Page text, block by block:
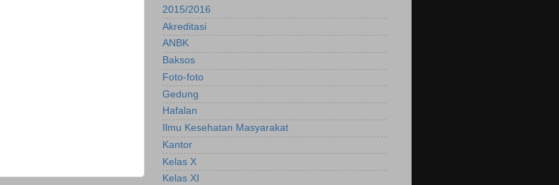
2015/2016
Akreditasi
ANBK
Baksos
Foto-foto
Gedung
Hafalan
Ilmu Kesehatan Masyarakat
Kantor
Kelas X
Kelas XI